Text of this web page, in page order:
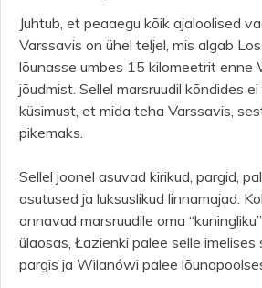
Juhtub, et peaaegu kõik ajaloolised
Varssavis on ühel teljel, mis algab
lõunasse umbes 15 kilomeetrit enne
jõudmist. Sellel marsruudil kõndides
küsimust, et mida teha Varssavis,
pikemaks.
Sellel joonel asuvad kirikud, pargid,
asutused ja luksuslikud linnamajad.
annavad marsruudile oma
ülaosas, Łazienki palee selle imelises
pargis ja Wilanówi palee